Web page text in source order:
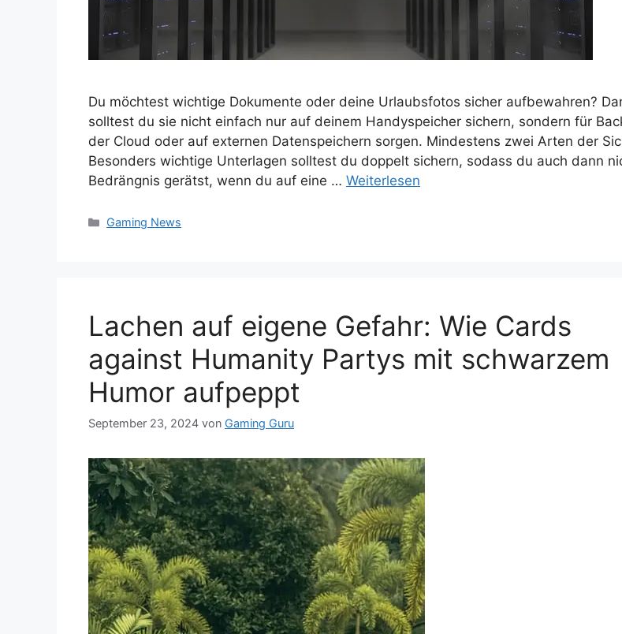
Du möchtest wichtige Dokumente oder deine Urlaubsfotos sicher aufbewahren?
solltest du sie nicht einfach nur auf deinem Handyspeicher sichern, sondern für
der Cloud oder auf externen Datenspeichern sorgen. Mindestens zwei Arten der
Besonders wichtige Unterlagen solltest du doppelt sichern, sodass du auch dann
Bedrängnis gerätst, wenn du auf eine … Weiterlesen
Kategorien
Gaming News
Lachen auf eigene Gefahr: Wie Cards
against Humanity Partys mit schwarzem
Humor aufpeppt
September 23, 2024 von Gaming Guru